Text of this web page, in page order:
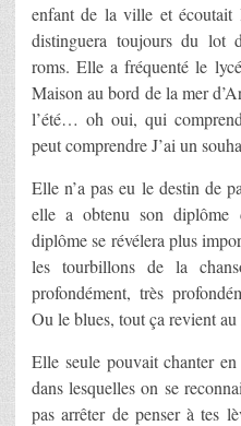
enfant de la ville et
distinguera toujours du lot
roms. Elle a fréquenté le
Maison au bord de la mer
l’été… oh oui, qui
peut comprendre J’ai un
Elle n’a pas eu le destin de
elle a obtenu son diplôme
diplôme se révélera plus
les tourbillons de la
profondément, très
Ou le blues, tout ça revient au
Elle seule pouvait chanter
dans lesquelles on se
pas arrêter de penser à tes